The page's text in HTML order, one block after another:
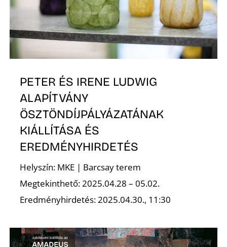
PETER ÉS IRENE LUDWIG
ALAPÍTVÁNY
ÖSZTÖNDÍJPÁLYÁZATÁNAK
KIÁLLÍTÁSA ÉS
EREDMÉNYHIRDETÉS
Helyszín: MKE | Barcsay terem
Megtekinthető: 2025.04.28 – 05.02.
Eredményhirdetés: 2025.04.30., 11:30